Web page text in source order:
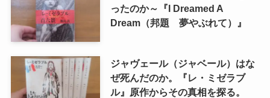
ったのか～『I Dreamed A
Dream（邦題 夢やぶれて）』
ジャヴェール（ジャベール）はな
ぜ死んだのか。『レ・ミゼラブ
ル』原作からその真相を探る。